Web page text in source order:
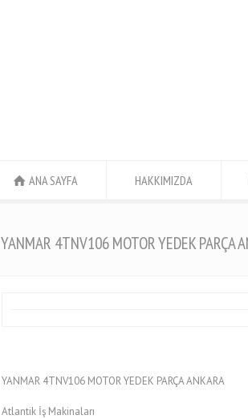
ANA SAYFA HAKKIMIZDA
YANMAR 4TNV106 MOTOR YEDEK PARÇA
YANMAR 4TNV106 MOTOR YEDEK PARÇA ANKARA
Atlantik İş Makinaları